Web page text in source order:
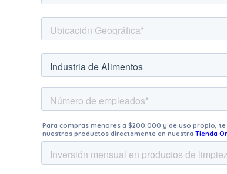
nocuidad